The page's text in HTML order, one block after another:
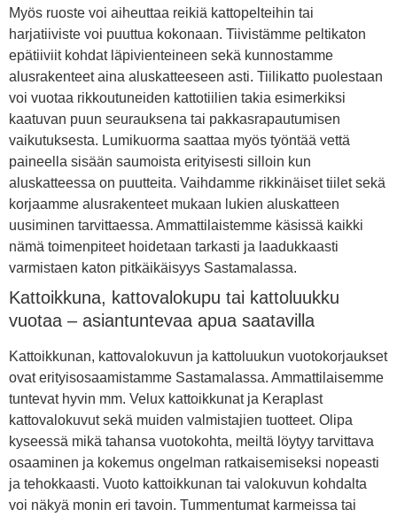
Myös ruoste voi aiheuttaa reikiä kattopelteihin tai
harjatiiviste voi puuttua kokonaan. Tiivistämme peltikaton
epätiiviit kohdat läpivienteineen sekä kunnostamme
alusrakenteet aina aluskatteeseen asti. Tiilikatto puolestaan
voi vuotaa rikkoutuneiden kattotiilien takia esimerkiksi
kaatuvan puun seurauksena tai pakkasrapautumisen
vaikutuksesta. Lumikuorma saattaa myös työntää vettä
paineella sisään saumoista erityisesti silloin kun
aluskatteessa on puutteita. Vaihdamme rikkinäiset tiilet sekä
korjaamme alusrakenteet mukaan lukien aluskatteen
uusiminen tarvittaessa. Ammattilaistemme käsissä kaikki
nämä toimenpiteet hoidetaan tarkasti ja laadukkaasti
varmistaen katon pitkäikäisyys Sastamalassa.
Kattoikkuna, kattovalokupu tai kattoluukku
vuotaa – asiantuntevaa apua saatavilla
Kattoikkunan, kattovalokuvun ja kattoluukun vuotokorjaukset
ovat erityisosaamistamme Sastamalassa. Ammattilaisemme
tuntevat hyvin mm. Velux kattoikkunat ja Keraplast
kattovalokuvut sekä muiden valmistajien tuotteet. Olipa
kyseessä mikä tahansa vuotokohta, meiltä löytyy tarvittava
osaaminen ja kokemus ongelman ratkaisemiseksi nopeasti
ja tehokkaasti. Vuoto kattoikkunan tai valokuvun kohdalta
voi näkyä monin eri tavoin. Tummentumat karmeissa tai